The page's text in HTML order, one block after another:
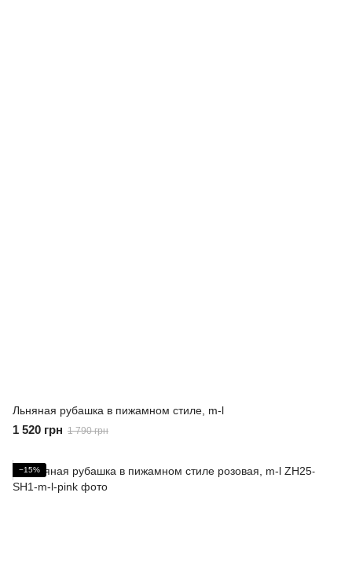
Льняная рубашка в пижамном стиле, m-l
1 520 грн 1 790 грн
−15%